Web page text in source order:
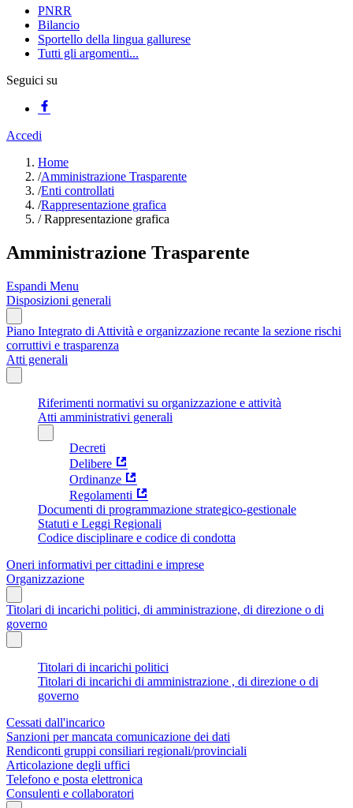
PNRR
Bilancio
Sportello della lingua gallurese
Tutti gli argomenti...
Seguici su
Accedi
Home
/Amministrazione Trasparente
/Enti controllati
/Rappresentazione grafica
/Rappresentazione grafica
Amministrazione Trasparente
Espandi Menu
Disposizioni generali
Piano Integrato di Attività e organizzazione recante la sezione rischi
corruttivi e trasparenza
Atti generali
Riferimenti normativi su organizzazione e attività
Atti amministrativi generali
Decreti
Delibere
Ordinanze
Regolamenti
Documenti di programmazione strategico-gestionale
Statuti e Leggi Regionali
Codice disciplinare e codice di condotta
Oneri informativi per cittadini e imprese
Organizzazione
Titolari di incarichi politici, di amministrazione, di direzione o di
governo
Titolari di incarichi politici
Titolari di incarichi di amministrazione , di direzione o di
governo
Cessati dall'incarico
Sanzioni per mancata comunicazione dei dati
Rendiconti gruppi consiliari regionali/provinciali
Articolazione degli uffici
Telefono e posta elettronica
Consulenti e collaboratori